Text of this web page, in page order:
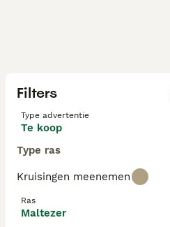
Filters
Type advertentie
Te koop
Type ras
Kruisingen meenemen
Ras
Maltezer